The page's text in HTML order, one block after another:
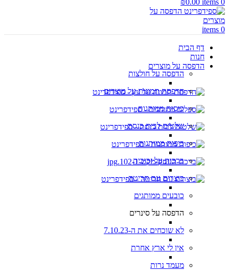
0
items
₪0.00
0
items
דף הבית
חנות
הדפסה על מוצרים
הדפסה על חולצות
הדפסת תמונות על מוצרים
כוסות ממותגות
שלטים לבית כנסת
כיפות ממותגות
ברכות על זכוכית
בוצרים עם חריטה
כובעים ממותגים
הדפסה על סינרים
לא שוכחים את ה-7.10.23
אין לי ארץ אחרת
מעמד נרות